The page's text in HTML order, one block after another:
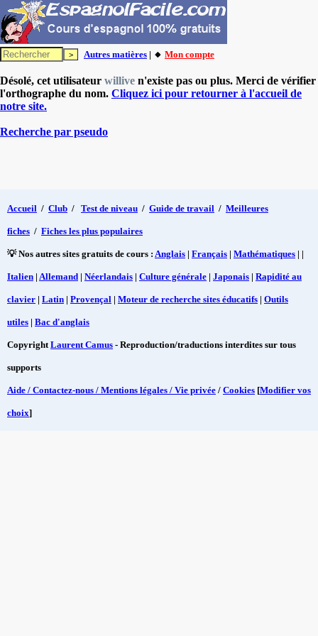
Autres matières | 🔸 Mon compte
Désolé, cet utilisateur willive n'existe pas ou plus. Merci de vérifier
l'orthographe du nom. Cliquez ici pour retourner à l'accueil de
notre site.
Recherche par pseudo
Accueil / Club / Test de niveau / Guide de travail / Meilleures
fiches / Fiches les plus populaires
💡 Nos autres sites gratuits de cours : Anglais | Français | Mathématiques | |
Italien | Allemand | Néerlandais | Culture générale | Japonais | Rapidité au
clavier | Latin | Provençal | Moteur de recherche sites éducatifs | Outils
utiles | Bac d'anglais
CopyrightLaurent Camus - Reproduction/traductions interdites sur tous
supports
Aide / Contactez-nous / Mentions légales / Vie privée / Cookies [Modifier vos
choix]